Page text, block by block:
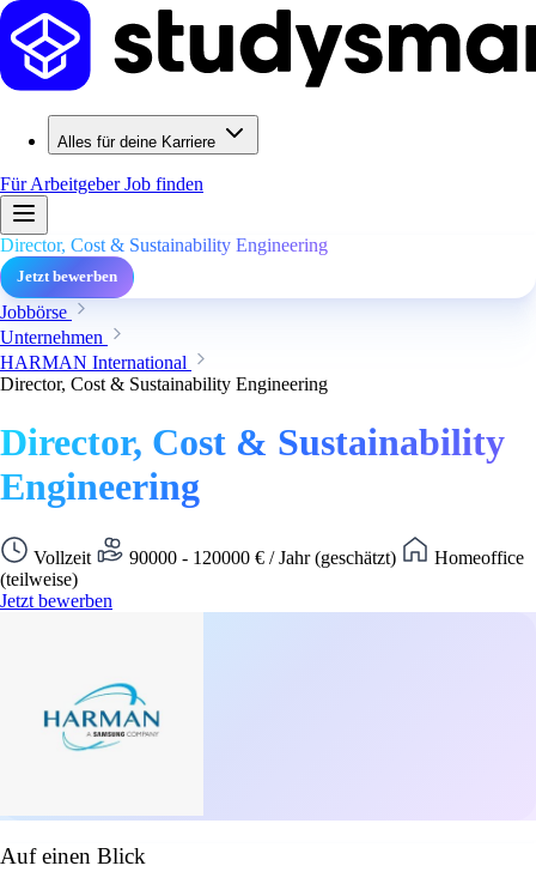
Alles für deine Karriere
Für ArbeitgeberJob finden
Director, Cost & Sustainability Engineering
Jetzt bewerben
Jobbörse
Unternehmen
HARMAN International
Director, Cost & Sustainability Engineering
Director, Cost & Sustainability
Engineering
Vollzeit 90000 - 120000 € / Jahr (geschätzt)
Homeoffice
(teilweise)
Jetzt bewerben
Auf einen Blick